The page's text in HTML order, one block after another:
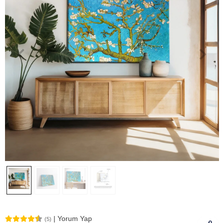
(5) | Yorum Yap